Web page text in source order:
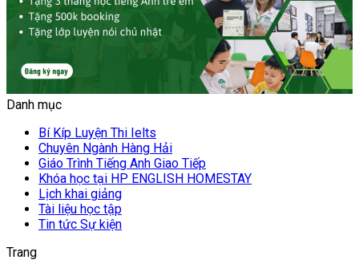
Danh mục
Bí Kíp Luyện Thi Ielts
Chuyên Ngành Hàng Hải
Giáo Trình Tiếng Anh Giao Tiếp
Khóa học tại HP ENGLISH HOMESTAY
Lịch khai giảng
Tài liệu học tập
Tin tức Sự kiện
Trang